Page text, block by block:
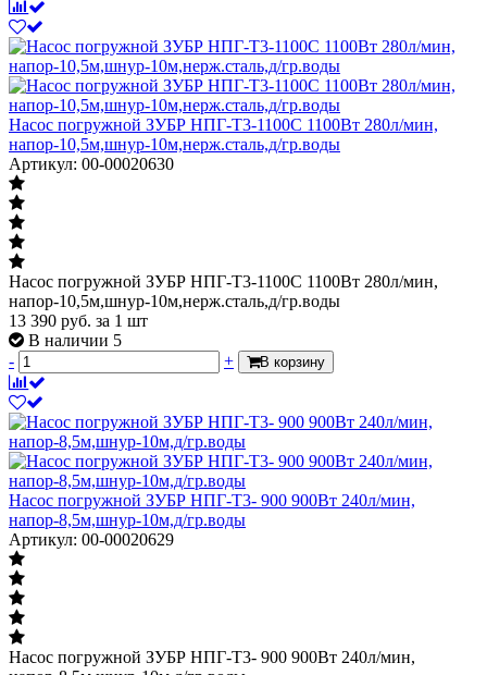
Насос погружной ЗУБР НПГ-Т3-1100С 1100Вт 280л/мин,
напор-10,5м,шнур-10м,нерж.сталь,д/гр.воды
Артикул: 00-00020630
Насос погружной ЗУБР НПГ-Т3-1100С 1100Вт 280л/мин,
напор-10,5м,шнур-10м,нерж.сталь,д/гр.воды
13 390 руб. за 1 шт
В наличии 5
-
+ В корзину
Насос погружной ЗУБР НПГ-Т3- 900 900Вт 240л/мин,
напор-8,5м,шнур-10м,д/гр.воды
Артикул: 00-00020629
Насос погружной ЗУБР НПГ-Т3- 900 900Вт 240л/мин,